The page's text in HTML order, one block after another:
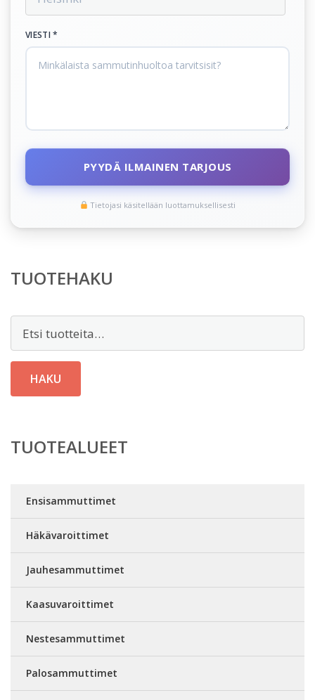
VIESTI *
PYYDÄ ILMAINEN TARJOUS
Tietojasi käsitellään luottamuksellisesti
TUOTEHAKU
HAKU
TUOTEALUEET
Ensisammuttimet
Häkävaroittimet
Jauhesammuttimet
Kaasuvaroittimet
Nestesammuttimet
Palosammuttimet